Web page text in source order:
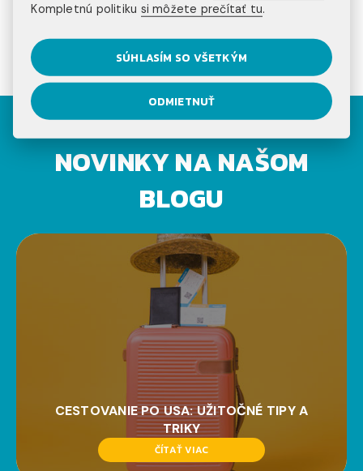
NOVINKY NA NAŠOM
BLOGU
CESTOVANIE PO USA: UŽITOČNÉ TIPY A
TRIKY
ČÍTAŤ VIAC
Kompletnú politiku si môžete prečítať tu.
SÚHLASÍM SO VŠETKÝM
ODMIETNUŤ